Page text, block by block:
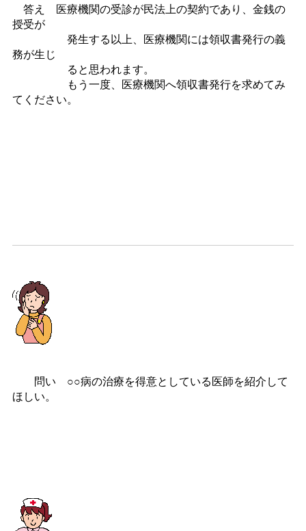
答え 医療機関の受診が民法上の契約であり、金銭の
授受が
発生する以上、医療機関には領収書発行の義
務が生じ
ると思われます。
もう一度、医療機関へ領収書発行を求めてみ
てください。
問い ○○病の治療を得意としている医師を紹介して
ほしい。